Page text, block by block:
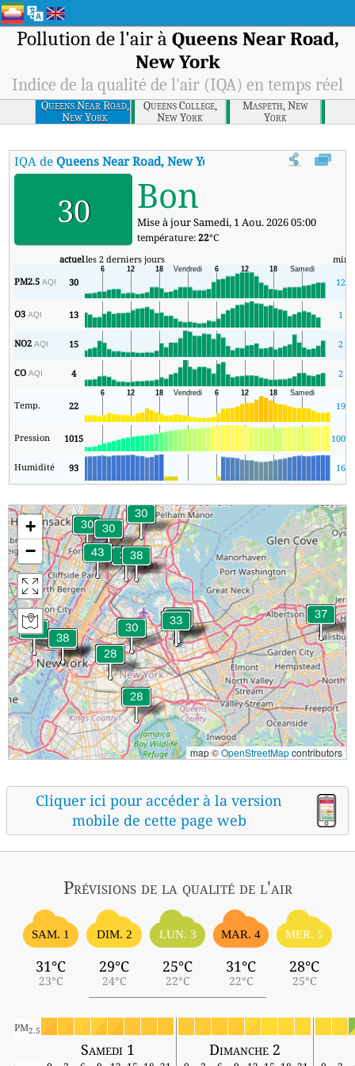
Pollution de l'air à Queens Near Road,
New York
Indice de la qualité de l'air (IQA) en temps réel
Queens Near Road,
New York
Queens College,
New York
Maspeth, New
York
IQA deQueens Near Road, New York Indice de la qualité de l'air
30 Bon
Mise à jour Samedi, 1 Aou. 2026 05:00
température:22°C
actuelles 2 derniers jours min
PM2.5AQI 30 12
O3AQI 13 1
NO2AQI 15 2
COAQI 4 2
Temp. 22 19
Pression 1015 1004
Humidité 93 16
+
−
map ©OpenStreetMapcontributors
Cliquer ici pour accéder à la version
mobile de cette page web
Prévisionsde la qualité de l'air
SAM. 1
31°C
23°C
DIM. 2
29°C
24°C
LUN. 3
25°C
22°C
MAR. 4
31°C
22°C
MER. 5
28°C
25°C
PM2.5
Samedi 1 Dimanche 2